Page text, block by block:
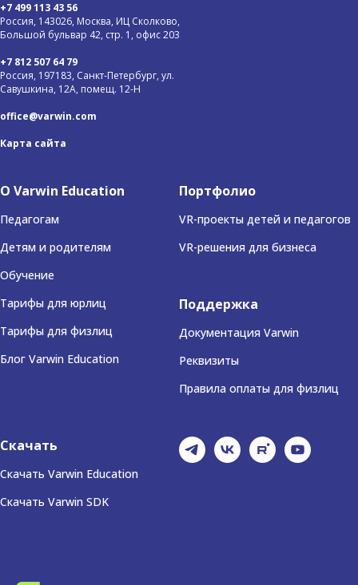
+7 499 113 43 56
Россия, 143026, Москва, ИЦ Сколково,
Большой бульвар 42, стр. 1, офис 203
+7 812 507 64 79
Россия, 197183, Санкт-Петербург, ул.
Савушкина, 12А, помещ. 12-Н
office@varwin.com
Карта сайта
О Varwin Education
Педагогам
Детям и родителям
Обучение
Тарифы для юрлиц
Тарифы для физлиц
Блог Varwin Education
Портфолио
VR-проекты детей и педагогов
VR-решения для бизнеса
Поддержка
Документация Varwin
Реквизиты
Правила оплаты для физлиц
Скачать
Скачать Varwin Education
Скачать Varwin SDK